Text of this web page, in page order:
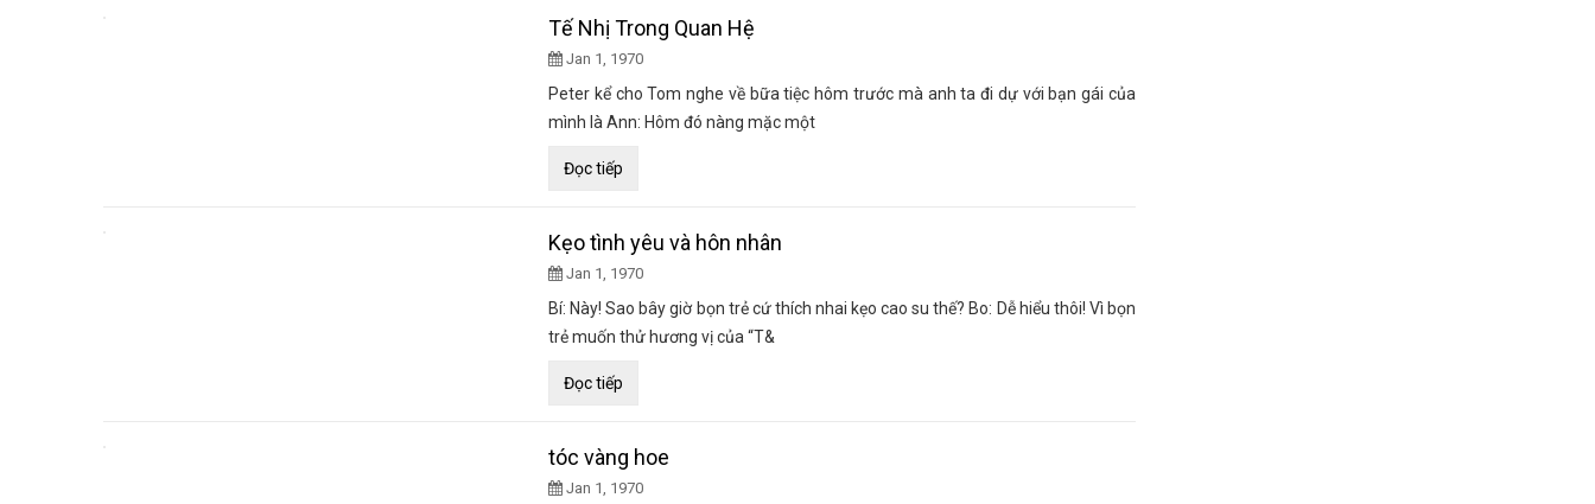
Tế Nhị Trong Quan Hệ
Jan 1, 1970
Peter kể cho Tom nghe về bữa tiệc hôm trước mà anh ta đi dự với bạn gái của
mình là Ann: Hôm đó nàng mặc một
Đọc tiếp
Kẹo tình yêu và hôn nhân
Jan 1, 1970
Bí: Này! Sao bây giờ bọn trẻ cứ thích nhai kẹo cao su thế? Bo: Dễ hiểu thôi! Vì bọn
trẻ muốn thử hương vị của “T&
Đọc tiếp
tóc vàng hoe
Jan 1, 1970